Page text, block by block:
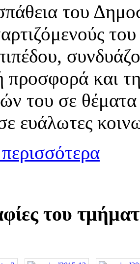
του
προσφορά και
του σε θέματα
ευάλωτες
του